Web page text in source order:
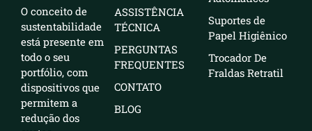
O conceito de
sustentabilidade
está presente em
todo o seu
portfólio, com
dispositivos que
permitem a
redução dos
ASSISTÊNCIA
TÉCNICA
PERGUNTAS
FREQUENTES
CONTATO
BLOG
Suportes de
Papel Higiênico
Trocador De
Fraldas Retratil